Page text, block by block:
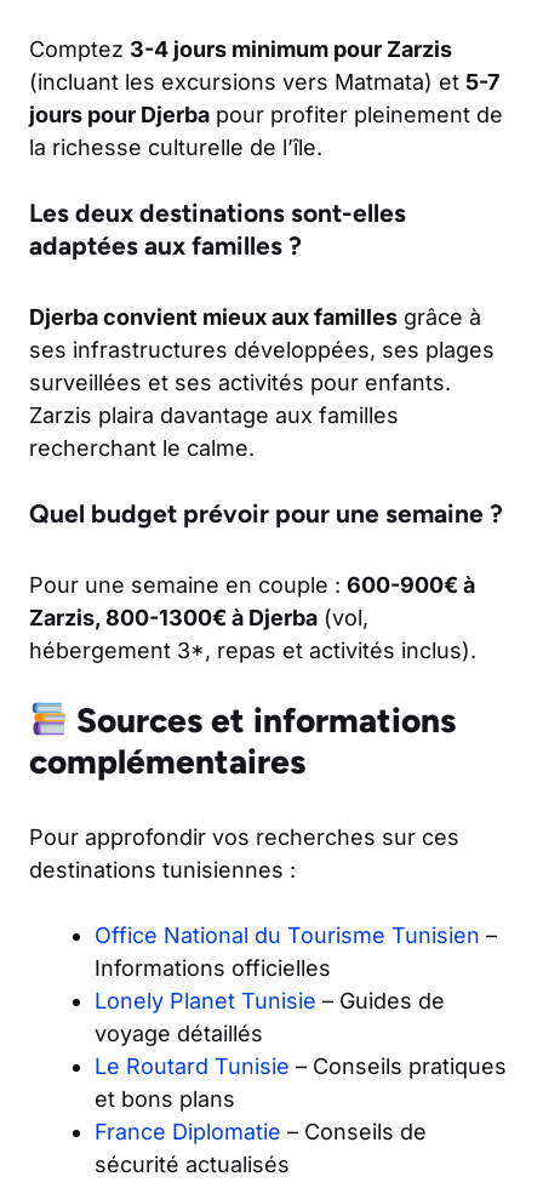
Comptez 3-4 jours minimum pour Zarzis
(incluant les excursions vers Matmata) et 5-7
jours pour Djerba pour profiter pleinement de
la richesse culturelle de l’île.
Les deux destinations sont-elles
adaptées aux familles ?
Djerba convient mieux aux familles grâce à
ses infrastructures développées, ses plages
surveillées et ses activités pour enfants.
Zarzis plaira davantage aux familles
recherchant le calme.
Quel budget prévoir pour une semaine ?
Pour une semaine en couple : 600-900€ à
Zarzis, 800-1300€ à Djerba (vol,
hébergement 3*, repas et activités inclus).
Sources et informations
complémentaires
Pour approfondir vos recherches sur ces
destinations tunisiennes :
Office National du Tourisme Tunisien –
Informations officielles
Lonely Planet Tunisie – Guides de
voyage détaillés
Le Routard Tunisie – Conseils pratiques
et bons plans
France Diplomatie – Conseils de
sécurité actualisés